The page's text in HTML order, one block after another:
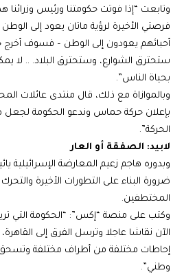
وتابعت “إذا فوتت حكومتنا ورئيس وزرائنا
فرصتي الأخيرة لرؤية ماتان يعود إلى
أحبائهم يعودون إلى الوطن – فسوف أخرج
ستحترق الشوارع، وستحترق البلاد. .. لا
بحياة الناس”.
وبالموازاة مع ذلك، قال منتدى عائلات
بإعلان حركة حماس وندعو الحكومة لجعل
الحركة”.
لابيد: الصفقة أو العار
وبدوره هاجم زعيم المعارضة الإسرائيلية
ضرورة البناء على التطورات الأخيرة
المختطفين.
وكتب على منصة “إكس”: “الحكومة التي
إحاطات مختلفة من أطراف مختلفة وتسحق
وطني”.